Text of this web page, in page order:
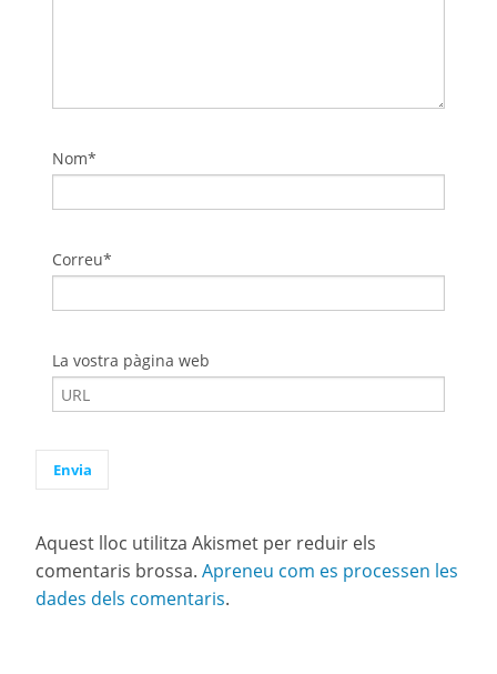
Nom*
Correu*
La vostra pàgina web
Aquest lloc utilitza Akismet per reduir els
comentaris brossa. Apreneu com es processen les
dades dels comentaris.